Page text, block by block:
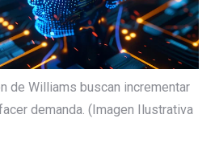
de Williams buscan incrementar
demanda. (Imagen Ilustrativa